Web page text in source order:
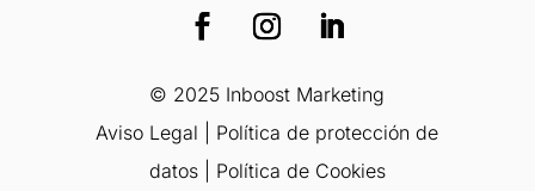
© 2025 Inboost Marketing
Aviso Legal
Política de protección de
datos| Política de Cookies